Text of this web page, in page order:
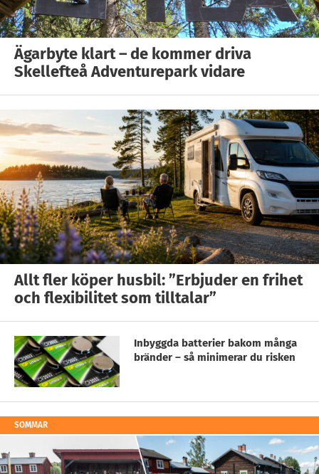
Ägarbyte klart – de kommer driva
Skellefteå Adventurepark vidare
Allt fler köper husbil: ”Erbjuder en frihet
och flexibilitet som tilltalar”
Inbyggda batterier bakom många
bränder – så minimerar du risken
SOMMAR